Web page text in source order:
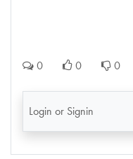
0 0 0
Login or Signin